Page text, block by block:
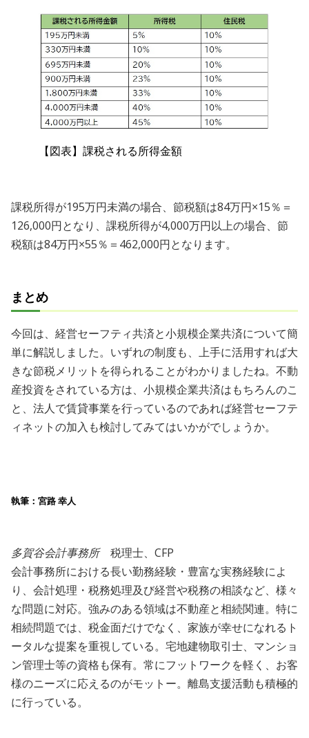
【図表】課税される所得金額
課税所得が195万円未満の場合、節税額は84万円×15％＝
126,000円となり、課税所得が4,000万円以上の場合、節
税額は84万円×55％＝462,000円となります。
まとめ
今回は、経営セーフティ共済と小規模企業共済について簡
単に解説しました。いずれの制度も、上手に活用すれば大
きな節税メリットを得られることがわかりましたね。不動
産投資をされている方は、小規模企業共済はもちろんのこ
と、法人で賃貸事業を行っているのであれば経営セーフテ
ィネットの加入も検討してみてはいかがでしょうか。
執筆：宮路 幸人
多賀谷会計事務所税理士、CFP
会計事務所における長い勤務経験・豊富な実務経験によ
り、会計処理・税務処理及び経営や税務の相談など、様々
な問題に対応。強みのある領域は不動産と相続関連。特に
相続問題では、税金面だけでなく、家族が幸せになれるト
ータルな提案を重視している。宅地建物取引士、マンショ
ン管理士等の資格も保有。常にフットワークを軽く、お客
様のニーズに応えるのがモットー。離島支援活動も積極的
に行っている。